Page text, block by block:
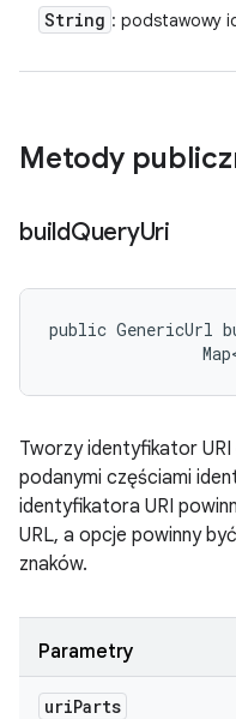
String : podstawowy
Metody
buildQueryUri
public GenericUrl
Tworzy identyfikator
podanymi częściami
identyfikatora URI
URL, a opcje powinny
znaków.
Parametry
uriParts